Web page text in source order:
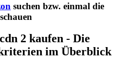
suchen bzw. einmal die
2 kaufen - Die
im Überblick